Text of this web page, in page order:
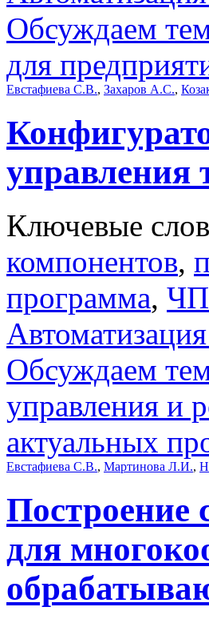
Обсуждаем
для
Евстафиева С.В., Захаров А.С.,
управления
Ключевые
компонентов,
программа,
Обсуждаем
управления и
актуальных
Евстафиева С.В., Мартинова Л.И.,
Построение
для